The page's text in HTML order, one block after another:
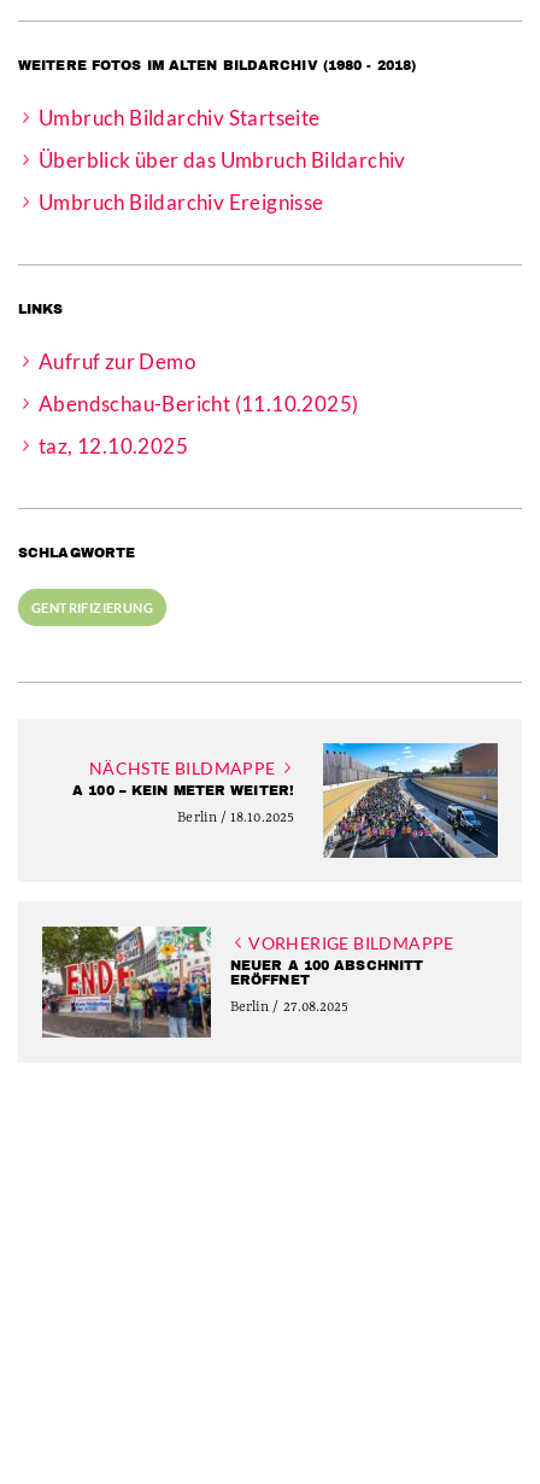
WEITERE FOTOS IM ALTEN BILDARCHIV (1980 - 2018)
Umbruch Bildarchiv Startseite
Überblick über das Umbruch Bildarchiv
Umbruch Bildarchiv Ereignisse
LINKS
Aufruf zur Demo
Abendschau-Bericht (11.10.2025)
taz, 12.10.2025
SCHLAGWORTE
GENTRIFIZIERUNG
NÄCHSTE BILDMAPPE
A 100 – KEIN METER WEITER!
Berlin / 18.10.2025
VORHERIGE BILDMAPPE
NEUER A 100 ABSCHNITT
ERÖFFNET
Berlin / 27.08.2025